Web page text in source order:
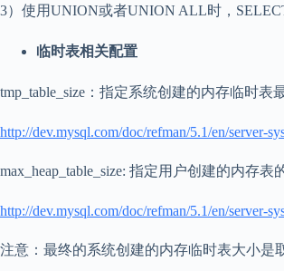
3）使用UNION或者UNION ALL时，
临时表相关配置
tmp_table_size：指定系统创建的内存临时表
http://dev.mysql.com/doc/refman/5.1/en/server-
max_heap_table_size: 指定用户创建的内存表
http://dev.mysql.com/doc/refman/5.1/en/server-
注意：最终的系统创建的内存临时表大小是